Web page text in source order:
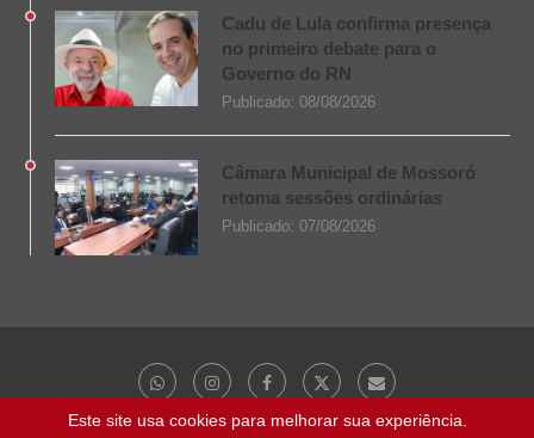
Cadu de Lula confirma presença
no primeiro debate para o
Governo do RN
Publicado: 08/08/2026
Câmara Municipal de Mossoró
retoma sessões ordinárias
Publicado: 07/08/2026
Este site usa cookies para melhorar sua experiência.